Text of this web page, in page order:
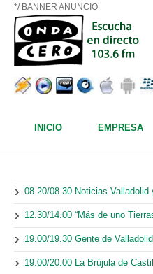
*/ BANNER ANUNCIO
INICIO EMPRESA
08.20/08.30 Noticias Valladolid
12.30/14.00 “Más de uno
19.00/19.30 Gente de
19.00/20.00 La Brújula de